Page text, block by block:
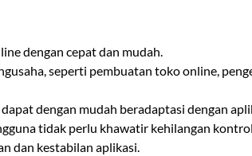
dengan cepat dan mudah.
seperti pembuatan toko online,
dengan mudah beradaptasi dengan
tidak perlu khawatir kehilangan
dan kestabilan aplikasi.